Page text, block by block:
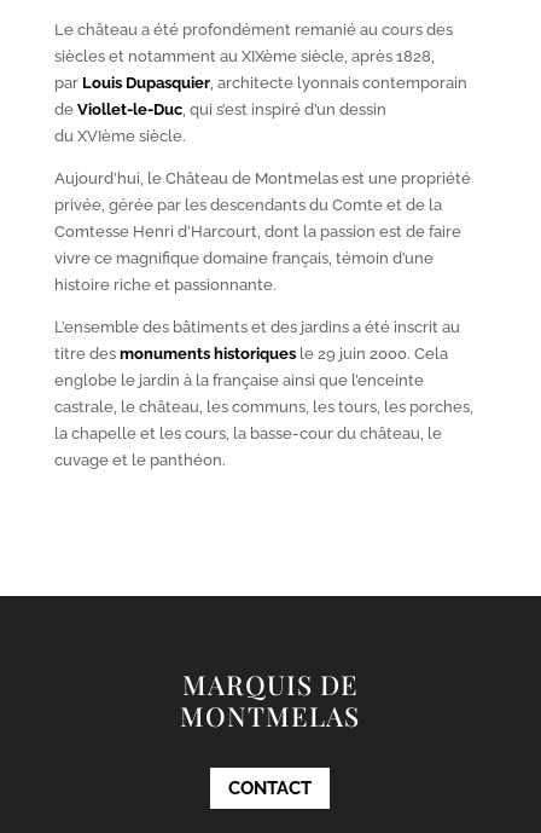
Le château a été profondément remanié au cours des
siècles et notamment au XIXèmesiècle, après 1828,
par Louis Dupasquier, architecte lyonnais contemporain
de Viollet-le-Duc, qui s’est inspiré d’un dessin
du XVIèmesiècle.
Aujourd’hui, le Château de Montmelas est une propriété
privée, gérée par les descendants du Comte et de la
Comtesse Henri d’Harcourt, dont la passion est de faire
vivre ce magnifique domaine français, témoin d’une
histoire riche et passionnante.
L’ensemble des bâtiments et des jardins a été inscrit au
titre des monuments historiquesle 29 juin 2000. Cela
englobe le jardin à la française ainsi que l’enceinte
castrale, le château, les communs, les tours, les porches,
la chapelle et les cours, la basse-cour du château, le
cuvage et le panthéon.
MARQUIS DE
MONTMELAS
CONTACT